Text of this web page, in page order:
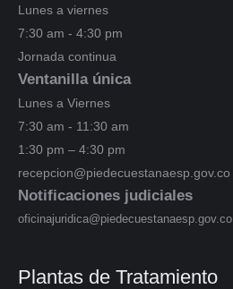
Lunes a viernes
7:30 am - 4:30 pm
Jornada continua
Ventanilla única
Lunes a Viernes
7:30 am - 11:30 am
1:30 pm – 4:30 pm
recepcion@piedecuestanaesp.gov.co
Notificaciones judiciales
oficinajuridica@piedecuestanaesp.gov.co
Plantas de Tratamiento